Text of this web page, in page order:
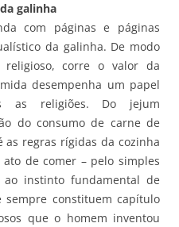
galinha
com páginas e páginas
da galinha. De modo
religioso, corre o valor da
desempenha um papel
as religiões. Do jejum
do consumo de carne de
regras rígidas da cozinha
de comer – pelo simples
ao instinto fundamental de
sempre constituem capítulo
que o homem inventou